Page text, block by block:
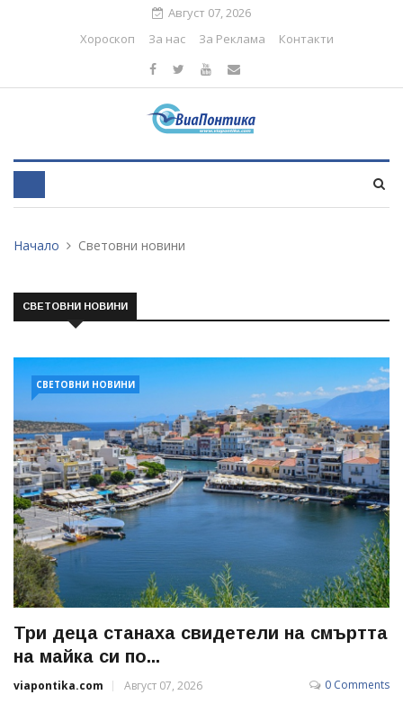
Август 07, 2026
Хороскоп
За нас За Реклама Контакти
Начало Световни новини
СВЕТОВНИ НОВИНИ
СВЕТОВНИ НОВИНИ
Три деца станаха свидетели на смъртта
на майка си по...
viapontika.com Август 07, 2026 0 Comments